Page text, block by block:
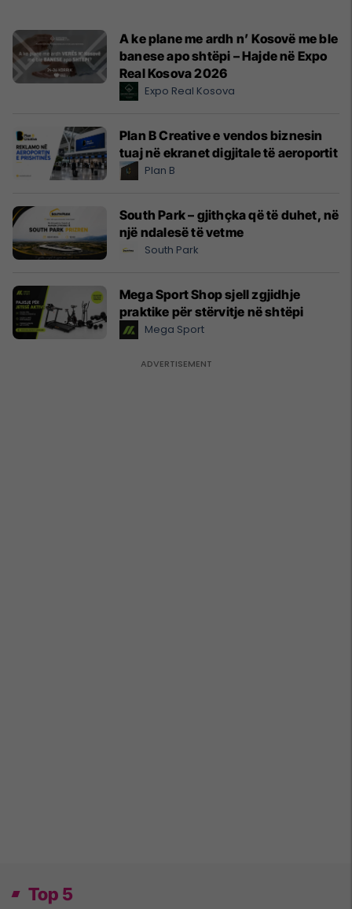
A ke plane me ardh n’ Kosovë me ble
banese apo shtëpi – Hajde në Expo
Real Kosova 2026
Expo Real Kosova
Plan B Creative e vendos biznesin
tuaj në ekranet digjitale të aeroportit
Plan B
South Park – gjithçka që të duhet, në
një ndalesë të vetme
South Park
Mega Sport Shop sjell zgjidhje
praktike për stërvitje në shtëpi
Mega Sport
Top 5